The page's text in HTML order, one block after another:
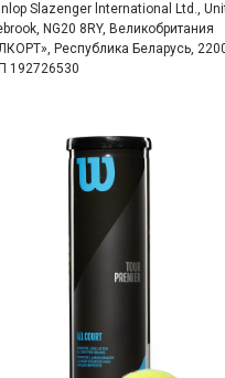
Slazenger lnternational Ltd.,
NG20 8RY, Великобритания
Республика Беларусь,
192726530